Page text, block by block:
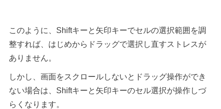
このように、Shiftキーと矢印キーでセルの選択範囲を調
整すれば、はじめからドラッグで選択し直すストレスが
ありません。
しかし、画面をスクロールしないとドラッグ操作ができ
ない場合は、Shiftキーと矢印キーのセル選択が操作しづ
らくなります。